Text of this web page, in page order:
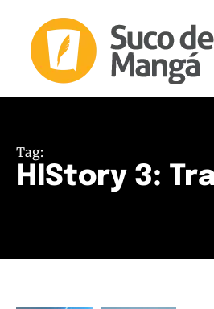
Tag:
HIStory 3: